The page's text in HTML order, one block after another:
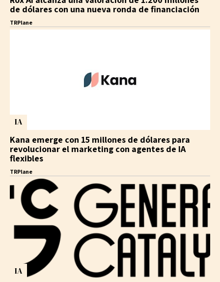
de dólares con una nueva ronda de financiación
TRPlane
IA
Kana emerge con 15 millones de dólares para
revolucionar el marketing con agentes de IA
flexibles
TRPlane
IA